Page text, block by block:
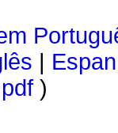
pdf )